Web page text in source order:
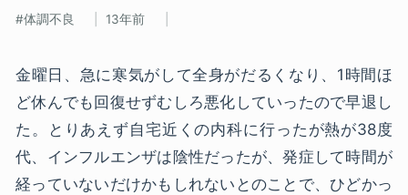
体調不良 13年前
金曜日、急に寒気がして全身がだるくなり、1時間ほ
ど休んでも回復せずむしろ悪化していったので早退し
た。とりあえず自宅近くの内科に行ったが熱が38度
代、インフルエンザは陰性だったが、発症して時間が
経っていないだけかもしれないとのことで、ひどかっ